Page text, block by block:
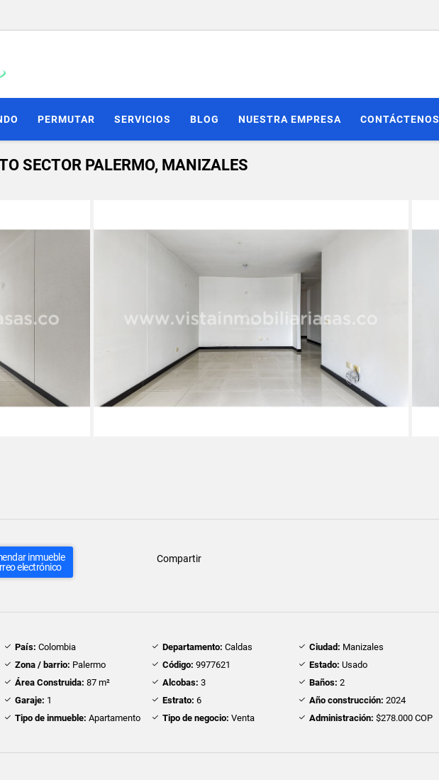
PERMUTAR SERVICIOS BLOG NUESTRA EMPRESA CONTÁCTENOS
SECTOR PALERMO, MANIZALES
inmueble
electrónico
Compartir
País: Colombia Departamento: Caldas Ciudad: Manizales
Zona / barrio: Palermo Código: 9977621 Estado: Usado
Área Construida: 87 m² Alcobas: 3 Baños: 2
Garaje: 1 Estrato: 6 Año construcción: 2024
Tipo de inmueble: Apartamento Tipo de negocio: Venta Administración: $278.000 COP